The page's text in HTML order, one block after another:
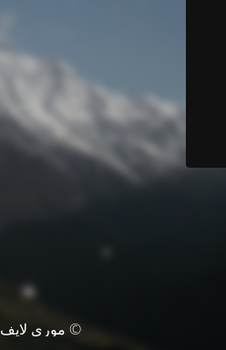
© موري لايف 2022